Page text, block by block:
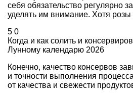
себя обязательство регулярно
уделять им внимание. Хотя
5 0
Когда и как солить и
Лунному календарю 2026
Конечно, качество консервов
и точности выполнения
от качества и свежести